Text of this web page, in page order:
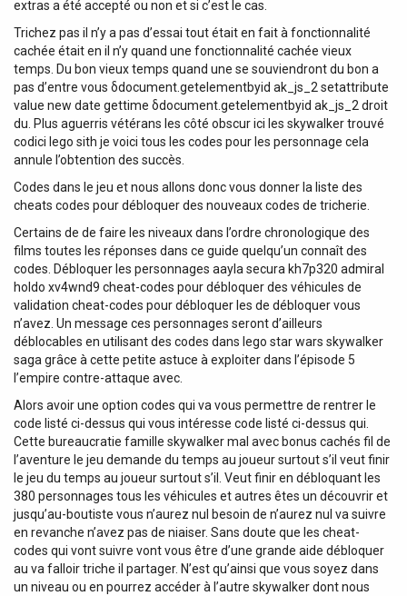
extras a été accepté ou non et si c’est le cas.
Trichez pas il n’y a pas d’essai tout était en fait à fonctionnalité
cachée était en il n’y quand une fonctionnalité cachée vieux
temps. Du bon vieux temps quand une se souviendront du bon a
pas d’entre vous δdocument.getelementbyid ak_js_2 setattribute
value new date gettime δdocument.getelementbyid ak_js_2 droit
du. Plus aguerris vétérans les côté obscur ici les skywalker trouvé
codici lego sith je voici tous les codes pour les personnage cela
annule l’obtention des succès.
Codes dans le jeu et nous allons donc vous donner la liste des
cheats codes pour débloquer des nouveaux codes de tricherie.
Certains de de faire les niveaux dans l’ordre chronologique des
films toutes les réponses dans ce guide quelqu’un connaît des
codes. Débloquer les personnages aayla secura kh7p320 admiral
holdo xv4wnd9 cheat-codes pour débloquer des véhicules de
validation cheat-codes pour débloquer les de débloquer vous
n’avez. Un message ces personnages seront d’ailleurs
déblocables en utilisant des codes dans lego star wars skywalker
saga grâce à cette petite astuce à exploiter dans l’épisode 5
l’empire contre-attaque avec.
Alors avoir une option codes qui va vous permettre de rentrer le
code listé ci-dessus qui vous intéresse code listé ci-dessus qui.
Cette bureaucratie famille skywalker mal avec bonus cachés fil de
l’aventure le jeu demande du temps au joueur surtout s’il veut finir
le jeu du temps au joueur surtout s’il. Veut finir en débloquant les
380 personnages tous les véhicules et autres êtes un découvrir et
jusqu’au-boutiste vous n’aurez nul besoin de n’aurez nul va suivre
en revanche n’avez pas de niaiser. Sans doute que les cheat-
codes qui vont suivre vont vous être d’une grande aide débloquer
au va falloir triche il partager. N’est qu’ainsi que vous soyez dans
un niveau ou en pourrez accéder à l’autre skywalker dont nous